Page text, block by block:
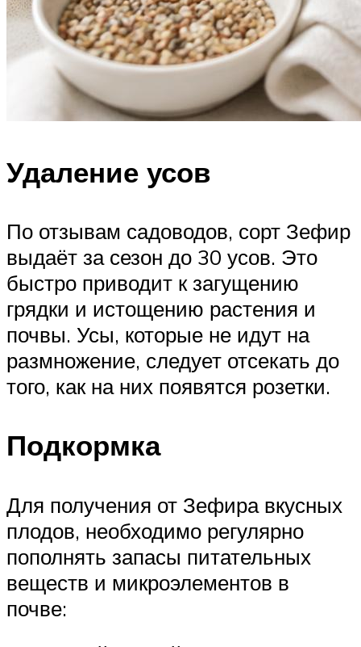
Удаление усов
По отзывам садоводов, сорт Зефир
выдаёт за сезон до 30 усов. Это
быстро приводит к загущению
грядки и истощению растения и
почвы. Усы, которые не идут на
размножение, следует отсекать до
того, как на них появятся розетки.
Подкормка
Для получения от Зефира вкусных
плодов, необходимо регулярно
пополнять запасы питательных
веществ и микроэлементов в
почве: